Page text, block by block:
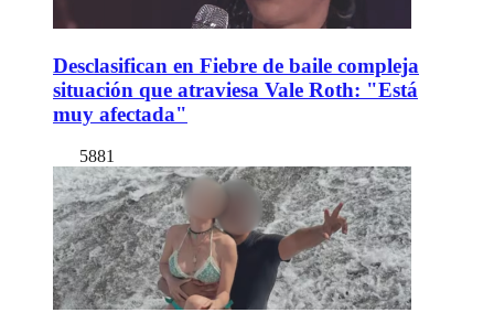
Desclasifican en Fiebre de baile compleja
situación que atraviesa Vale Roth: "Está
muy afectada"
5881